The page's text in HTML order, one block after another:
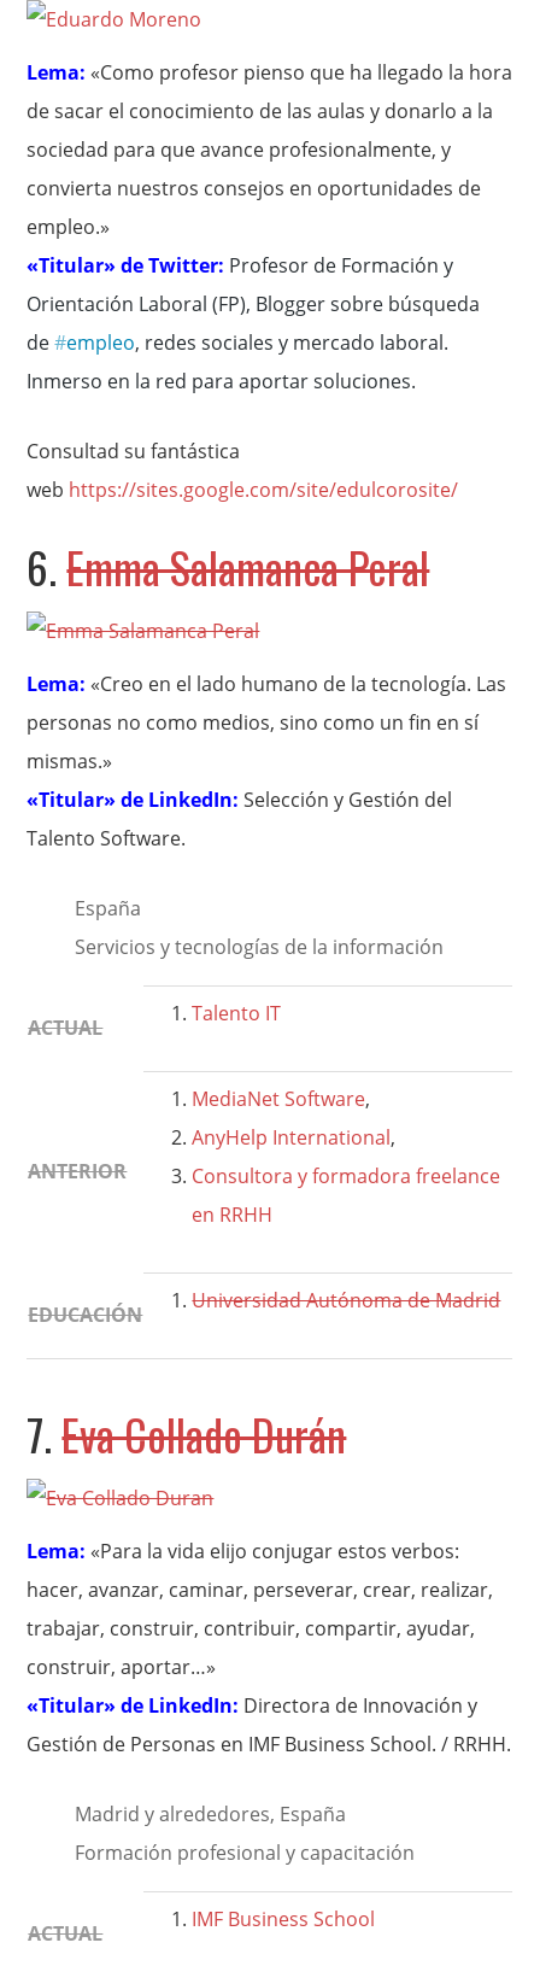
Lema: «Como profesor pienso que ha llegado la hora
de sacar el conocimiento de las aulas y donarlo a la
sociedad para que avance profesionalmente, y
convierta nuestros consejos en oportunidades de
empleo.»
«Titular» de Twitter: Profesor de Formación y
Orientación Laboral (FP), Blogger sobre búsqueda
de#empleo, redes sociales y mercado laboral.
Inmerso en la red para aportar soluciones.
Consultad su fantástica
web https://sites.google.com/site/edulcorosite/
6.Emma Salamanca Peral
Lema: «Creo en el lado humano de la tecnología. Las
personas no como medios, sino como un fin en sí
mismas.»
«Titular» de LinkedIn:Selección y Gestión del
Talento Software.
España
Servicios y tecnologías de la información
ACTUAL
Talento IT
ANTERIOR
MediaNet Software,
AnyHelp International,
Consultora y formadora freelance
en RRHH
EDUCACIÓN
Universidad Autónoma de Madrid
7.Eva Collado Durán
Lema: «Para la vida elijo conjugar estos verbos:
hacer, avanzar, caminar, perseverar, crear, realizar,
trabajar, construir, contribuir, compartir, ayudar,
construir, aportar…»
«Titular» de LinkedIn: Directora de Innovación y
Gestión de Personas en IMF Business School. / RRHH.
Madrid y alrededores, España
Formación profesional y capacitación
ACTUAL
IMF Business School